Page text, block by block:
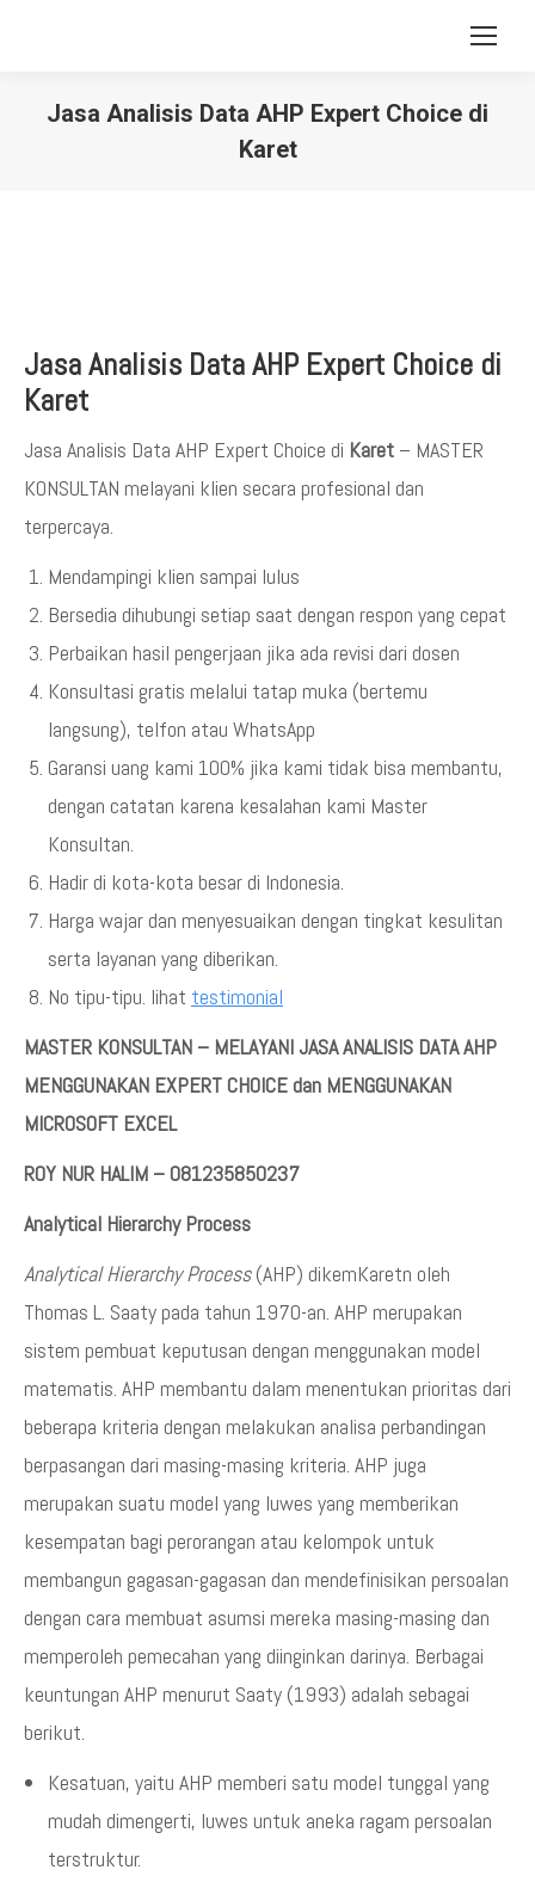
Jasa Analisis Data AHP Expert Choice di
Karet
Jasa Analisis Data AHP Expert Choice di
Karet
Jasa Analisis Data AHP Expert Choice di Karet – MASTER
KONSULTAN melayani klien secara profesional dan
terpercaya.
Mendampingi klien sampai lulus
Bersedia dihubungi setiap saat dengan respon yang cepat
Perbaikan hasil pengerjaan jika ada revisi dari dosen
Konsultasi gratis melalui tatap muka (bertemu
langsung), telfon atau WhatsApp
Garansi uang kami 100% jika kami tidak bisa membantu,
dengan catatan karena kesalahan kami Master
Konsultan.
Hadir di kota-kota besar di Indonesia.
Harga wajar dan menyesuaikan dengan tingkat kesulitan
serta layanan yang diberikan.
No tipu-tipu. lihat testimonial
MASTER KONSULTAN – MELAYANI JASA ANALISIS DATA AHP
MENGGUNAKAN EXPERT CHOICE dan MENGGUNAKAN
MICROSOFT EXCEL
ROY NUR HALIM – 081235850237
Analytical Hierarchy Process
Analytical Hierarchy Process(AHP) dikemKaretn oleh
Thomas L. Saaty pada tahun 1970-an. AHP merupakan
sistem pembuat keputusan dengan menggunakan model
matematis. AHP membantu dalam menentukan prioritas dari
beberapa kriteria dengan melakukan analisa perbandingan
berpasangan dari masing-masing kriteria. AHP juga
merupakan suatu model yang luwes yang memberikan
kesempatan bagi perorangan atau kelompok untuk
membangun gagasan-gagasan dan mendefinisikan persoalan
dengan cara membuat asumsi mereka masing-masing dan
memperoleh pemecahan yang diinginkan darinya. Berbagai
keuntungan AHP menurut Saaty (1993) adalah sebagai
berikut.
Kesatuan, yaitu AHP memberi satu model tunggal yang
mudah dimengerti, luwes untuk aneka ragam persoalan
terstruktur.